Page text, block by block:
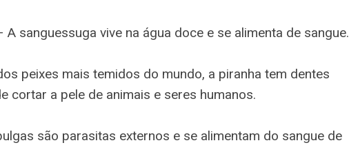
A sanguessuga vive na água doce e se alimenta de sangue.
peixes mais temidos do mundo, a piranha tem dentes
cortar a pele de animais e seres humanos.
são parasitas externos e se alimentam do sangue de